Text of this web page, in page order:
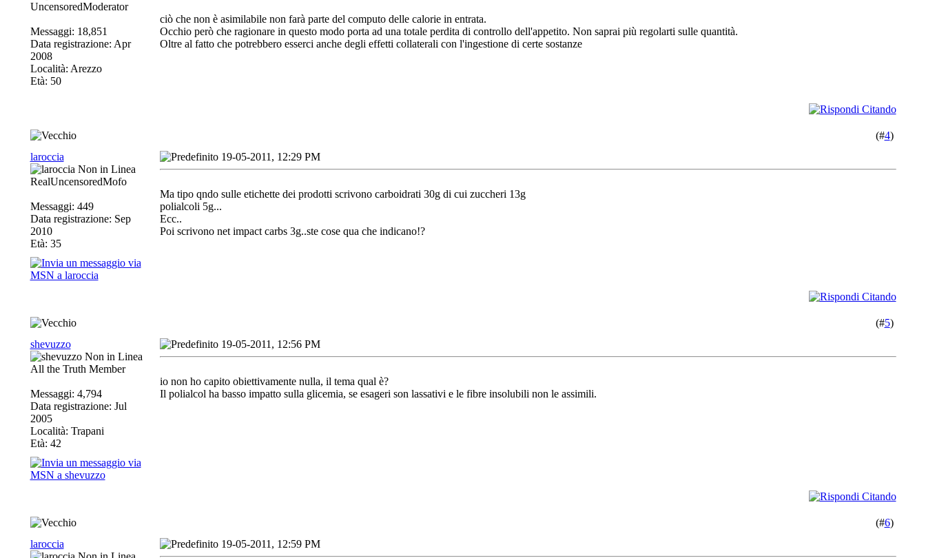
UncensoredModerator
Messaggi: 18,851
Data registrazione: Apr
2008
Località: Arezzo
Età: 50
ciò che non è asimilabile non farà parte del computo delle calorie in entrata.
Occhio però che ragionare in questo modo porta ad una totale perdita di controllo dell'appetito. Non saprai più regolarti sulle quantità.
Oltre al fatto che potrebbero esserci anche degli effetti collaterali con l'ingestione di certe sostanze
(#4)
laroccia
RealUncensoredMofo
Messaggi: 449
Data registrazione: Sep
2010
Età: 35
19-05-2011, 12:29 PM
Ma tipo qndo sulle etichette dei prodotti scrivono carboidrati 30g di cui zuccheri 13g
polialcoli 5g...
Ecc..
Poi scrivono net impact carbs 3g..ste cose qua che indicano!?
(#5)
shevuzzo
All the Truth Member
Messaggi: 4,794
Data registrazione: Jul
2005
Località: Trapani
Età: 42
19-05-2011, 12:56 PM
io non ho capito obiettivamente nulla, il tema qual è?
Il polialcol ha basso impatto sulla glicemia, se esageri son lassativi e le fibre insolubili non le assimili.
(#6)
laroccia
19-05-2011, 12:59 PM